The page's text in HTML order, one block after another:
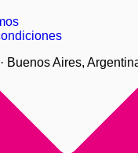
Buenos Aires,